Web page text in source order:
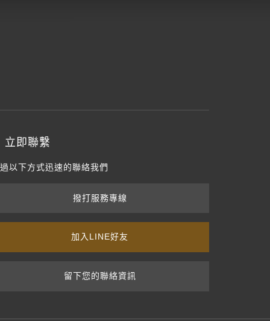
立即聯繫
以下方式迅速的聯絡我們
撥打服務專線
加入LINE好友
留下您的聯絡資訊